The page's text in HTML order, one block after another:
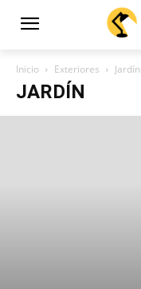
Inicio Exteriores Jardín
JARDÍN